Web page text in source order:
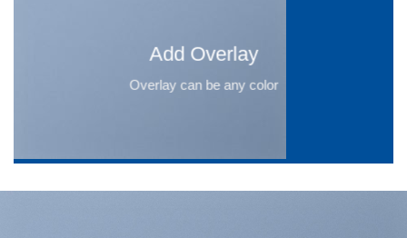
Add Overlay
Overlay can be any color